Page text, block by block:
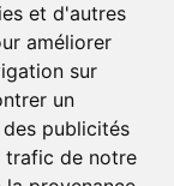
et d'autres
améliorer
sur
un
publicités
trafic de notre
confort : le
et le
ou 490 cm
de la
le cintre.